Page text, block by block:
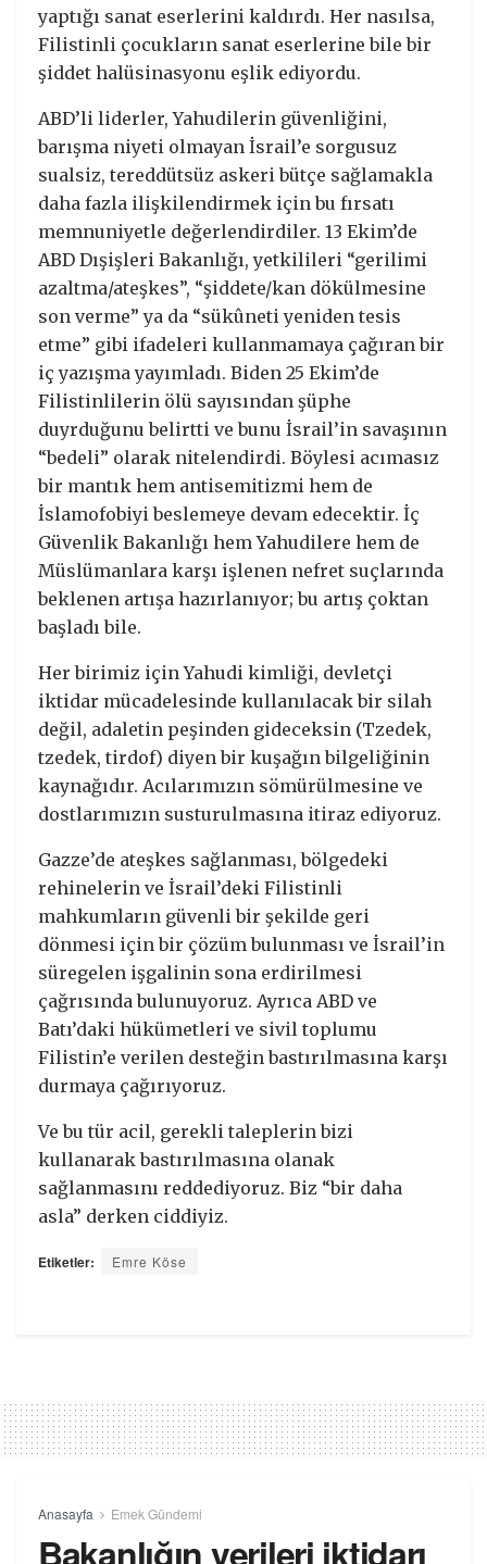
yaptığı sanat eserlerini kaldırdı. Her nasılsa,
Filistinli çocukların sanat eserlerine bile bir
şiddet halüsinasyonu eşlik ediyordu.
ABD’li liderler, Yahudilerin güvenliğini,
barışma niyeti olmayan İsrail’e sorgusuz
sualsiz, tereddütsüz askeri bütçe sağlamakla
daha fazla ilişkilendirmek için bu fırsatı
memnuniyetle değerlendirdiler. 13 Ekim’de
ABD Dışişleri Bakanlığı, yetkilileri “gerilimi
azaltma/ateşkes”, “şiddete/kan dökülmesine
son verme” ya da “sükûneti yeniden tesis
etme” gibi ifadeleri kullanmamaya çağıran bir
iç yazışma yayımladı. Biden 25 Ekim’de
Filistinlilerin ölü sayısından şüphe
duyrduğunu belirtti ve bunu İsrail’in savaşının
“bedeli” olarak nitelendirdi. Böylesi acımasız
bir mantık hem antisemitizmi hem de
İslamofobiyi beslemeye devam edecektir. İç
Güvenlik Bakanlığı hem Yahudilere hem de
Müslümanlara karşı işlenen nefret suçlarında
beklenen artışa hazırlanıyor; bu artış çoktan
başladı bile.
Her birimiz için Yahudi kimliği, devletçi
iktidar mücadelesinde kullanılacak bir silah
değil, adaletin peşinden gideceksin (Tzedek,
tzedek, tirdof) diyen bir kuşağın bilgeliğinin
kaynağıdır. Acılarımızın sömürülmesine ve
dostlarımızın susturulmasına itiraz ediyoruz.
Gazze’de ateşkes sağlanması, bölgedeki
rehinelerin ve İsrail’deki Filistinli
mahkumların güvenli bir şekilde geri
dönmesi için bir çözüm bulunması ve İsrail’in
süregelen işgalinin sona erdirilmesi
çağrısında bulunuyoruz. Ayrıca ABD ve
Batı’daki hükümetleri ve sivil toplumu
Filistin’e verilen desteğin bastırılmasına karşı
durmaya çağırıyoruz.
Ve bu tür acil, gerekli taleplerin bizi
kullanarak bastırılmasına olanak
sağlanmasını reddediyoruz. Biz “bir daha
asla” derken ciddiyiz.
Etiketler: Emre Köse
Anasayfa Emek Gündemi
Bakanlığın verileri iktidarı